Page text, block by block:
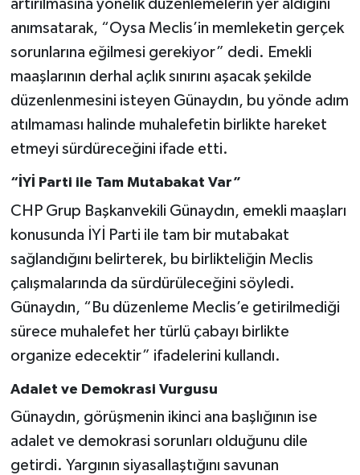
artırılmasına yönelik düzenlemelerin yer aldığını
anımsatarak, “Oysa Meclis’in memleketin gerçek
sorunlarına eğilmesi gerekiyor” dedi. Emekli
maaşlarının derhal açlık sınırını aşacak şekilde
düzenlenmesini isteyen Günaydın, bu yönde adım
atılmaması halinde muhalefetin birlikte hareket
etmeyi sürdüreceğini ifade etti.
“İYİ Parti ile Tam Mutabakat Var”
CHP Grup Başkanvekili Günaydın, emekli maaşları
konusunda İYİ Parti ile tam bir mutabakat
sağlandığını belirterek, bu birlikteliğin Meclis
çalışmalarında da sürdürüleceğini söyledi.
Günaydın, “Bu düzenleme Meclis’e getirilmediği
sürece muhalefet her türlü çabayı birlikte
organize edecektir” ifadelerini kullandı.
Adalet ve Demokrasi Vurgusu
Günaydın, görüşmenin ikinci ana başlığının ise
adalet ve demokrasi sorunları olduğunu dile
getirdi. Yargının siyasallaştığını savunan